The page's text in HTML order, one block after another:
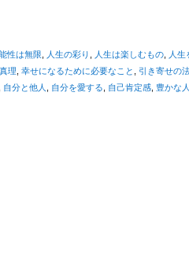
性は無限 人生の彩り 人生は楽しむもの 人
理 幸せになるために必要なこと 引き寄せの
自分と他人 自分を愛する 自己肯定感 豊かな